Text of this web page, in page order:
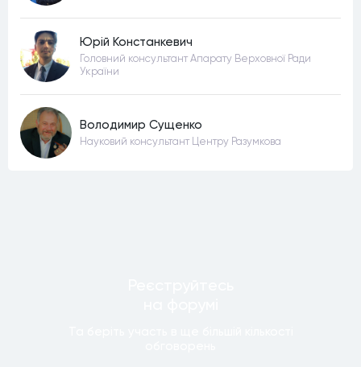
Юрій Констанкевич
Головний консультант Апарату Верховної Ради
України
Володимир Сущенко
Науковий консультант Центру Разумкова